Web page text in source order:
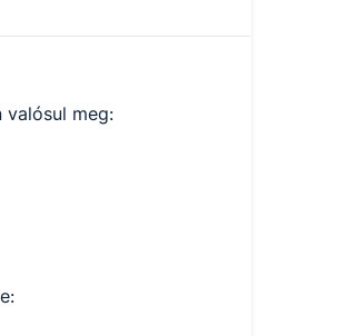
valósul meg: